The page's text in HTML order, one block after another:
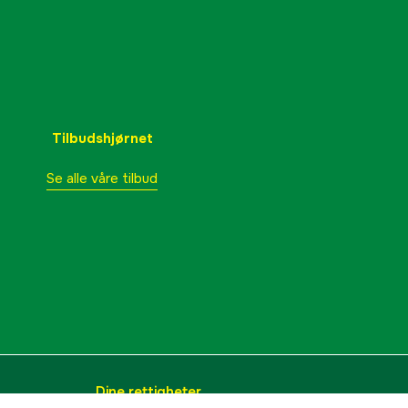
Tilbudshjørnet
Se alle våre tilbud
Dine rettigheter